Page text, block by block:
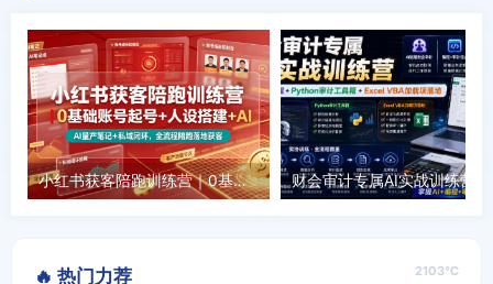
小红书获客陪跑训练营｜0基础账号起号+人设搭建+AI量产笔记+平台变现+私域闭环，全流程陪跑落地获客
🔥 热门力荐 2103℃